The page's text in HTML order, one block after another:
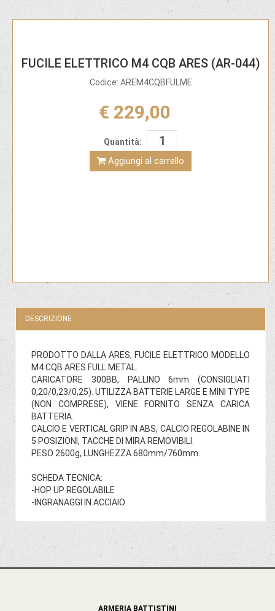
FUCILE ELETTRICO M4 CQB ARES (AR-044)
Codice: AREM4CQBFULME
€ 229,00
Quantità:
Aggiungi al carrello
DESCRIZIONE
PRODOTTO DALLA ARES, FUCILE ELETTRICO MODELLO
M4 CQB ARES FULL METAL.
CARICATORE 300BB, PALLINO 6mm (CONSIGLIATI
0,20/0,23/0,25). UTILIZZA BATTERIE LARGE E MINI TYPE
(NON COMPRESE), VIENE FORNITO SENZA CARICA
BATTERIA.
CALCIO E VERTICAL GRIP IN ABS, CALCIO REGOLABINE IN
5 POSIZIONI, TACCHE DI MIRA REMOVIBILI.
PESO 2600g, LUNGHEZZA 680mm/760mm.
SCHEDA TECNICA:
-HOP UP REGOLABILE
-INGRANAGGI IN ACCIAIO
ARMERIA BATTISTINI